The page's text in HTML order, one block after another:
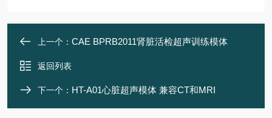
上一个： CAE BPRB2011肾脏活检超声训练模体
返回列表
下一个： HT-A01心脏超声模体 兼容CT和MRI